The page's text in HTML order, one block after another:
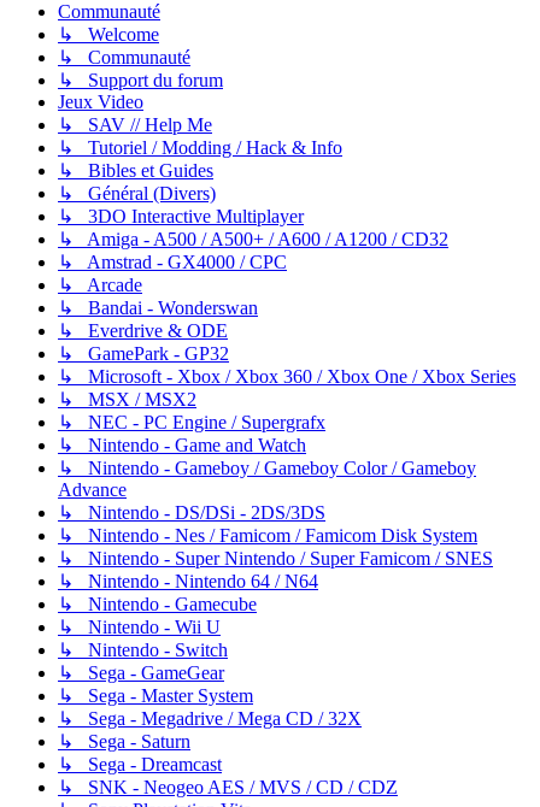
Communauté
↳ Welcome
↳ Communauté
↳ Support du forum
Jeux Video
↳ SAV // Help Me
↳ Tutoriel / Modding / Hack & Info
↳ Bibles et Guides
↳ Général (Divers)
↳ 3DO Interactive Multiplayer
↳ Amiga - A500 / A500+ / A600 / A1200 / CD32
↳ Amstrad - GX4000 / CPC
↳ Arcade
↳ Bandai - Wonderswan
↳ Everdrive & ODE
↳ GamePark - GP32
↳ Microsoft - Xbox / Xbox 360 / Xbox One / Xbox Series
↳ MSX / MSX2
↳ NEC - PC Engine / Supergrafx
↳ Nintendo - Game and Watch
↳ Nintendo - Gameboy / Gameboy Color / Gameboy
Advance
↳ Nintendo - DS/DSi - 2DS/3DS
↳ Nintendo - Nes / Famicom / Famicom Disk System
↳ Nintendo - Super Nintendo / Super Famicom / SNES
↳ Nintendo - Nintendo 64 / N64
↳ Nintendo - Gamecube
↳ Nintendo - Wii U
↳ Nintendo - Switch
↳ Sega - GameGear
↳ Sega - Master System
↳ Sega - Megadrive / Mega CD / 32X
↳ Sega - Saturn
↳ Sega - Dreamcast
↳ SNK - Neogeo AES / MVS / CD / CDZ